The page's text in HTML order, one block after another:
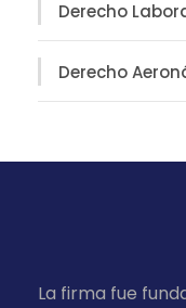
Derecho
Derecho
La firma fue